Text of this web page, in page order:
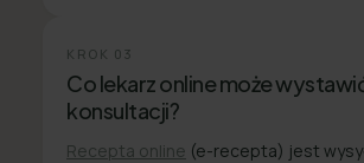
KROK 03
Co lekarz online może
konsultacji?
Recepta online (e-recepta) jest